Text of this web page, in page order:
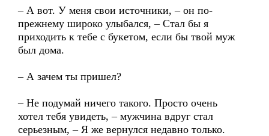
– А вот. У меня свои источники, – он по-
прежнему широко улыбался, – Стал бы я
приходить к тебе с букетом, если бы твой муж
был дома.
– А зачем ты пришел?
– Не подумай ничего такого. Просто очень
хотел тебя увидеть, – мужчина вдруг стал
серьезным, – Я же вернулся недавно только.